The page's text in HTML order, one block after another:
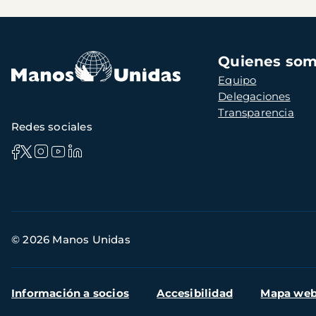
Navegación
principal
Quienes
Equipo
Delegaciones
Transparencia
Redes sociales
de
© 2026 Manos Unidas
Menú
Información a socios Accesibilidad Mapa